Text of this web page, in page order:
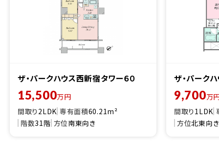
ザ・パークハウス西新宿タワー６０
15,500万円
間取り2LDK 専有面積60.21m²
階数31階 方位南東向き
ザ・パーク
9,700万
間取り1LDK
方位北東向き